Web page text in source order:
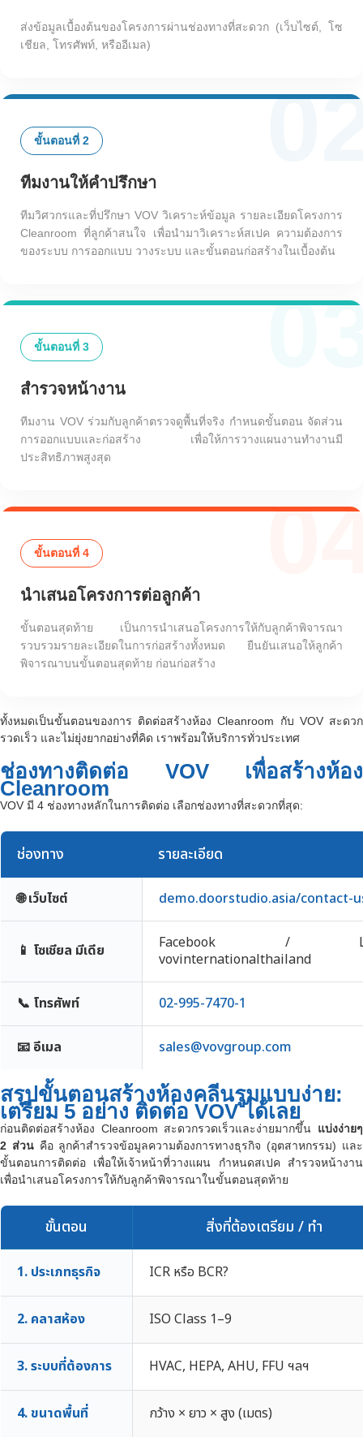
ส่งข้อมูลเบื้องต้นของโครงการผ่านช่องทางที่สะดวก (เว็บไซต์, โซ
เชียล, โทรศัพท์, หรืออีเมล)
ขั้นตอนที่ 2
ทีมงานให้คำปรึกษา
ทีมวิศวกรและที่ปรึกษา VOV วิเคราะห์ข้อมูล รายละเอียดโครงการ
Cleanroom ที่ลูกค้าสนใจ เพื่อนำมาวิเคราะห์สเปค ความต้องการ
ของระบบ การออกแบบ วางระบบ และขั้นตอนก่อสร้างในเบื้องต้น
ขั้นตอนที่ 3
สำรวจหน้างาน
ทีมงาน VOV ร่วมกับลูกค้าตรวจดูพื้นที่จริง กำหนดขั้นตอน จัดส่วน
การออกแบบและก่อสร้าง เพื่อให้การวางแผนงานทำงานมี
ประสิทธิภาพสูงสุด
ขั้นตอนที่ 4
นำเสนอโครงการต่อลูกค้า
ขั้นตอนสุดท้าย เป็นการนำเสนอโครงการให้กับลูกค้าพิจารณา
รวบรวมรายละเอียดในการก่อสร้างทั้งหมด ยืนยันเสนอให้ลูกค้า
พิจารณาบนขั้นตอนสุดท้าย ก่อนก่อสร้าง
ทั้งหมดเป็นขั้นตอนของการ ติดต่อสร้างห้อง Cleanroom กับ VOV สะดวก
รวดเร็ว และไม่ยุ่งยากอย่างที่คิด เราพร้อมให้บริการทั่วประเทศ
ช่องทางติดต่อ VOV เพื่อสร้างห้อง
Cleanroom
VOV มี 4 ช่องทางหลักในการติดต่อ เลือกช่องทางที่สะดวกที่สุด:
ช่องทาง รายละเอียด
🌐 เว็บไซต์ demo.doorstudio.asia/contact-
📱 โซเชียล มีเดีย
Facebook /
vovinternationalthailand
📞 โทรศัพท์ 02-995-7470-1
📧 อีเมล sales@vovgroup.com
สรุปขั้นตอนสร้างห้องคลีนรูมแบบง่าย:
เตรียม 5 อย่าง ติดต่อ VOV ได้เลย
ก่อนติดต่อสร้างห้อง Cleanroom สะดวกรวดเร็วและง่ายมากขึ้น แบ่งง่ายๆ
2 ส่วนคือ ลูกค้าสำรวจข้อมูลความต้องการทางธุรกิจ (อุตสาหกรรม) และ
ขั้นตอนการติดต่อ เพื่อให้เจ้าหน้าที่วางแผน กำหนดสเปค สำรวจหน้างาน
เพื่อนำเสนอโครงการให้กับลูกค้าพิจารณาในขั้นตอนสุดท้าย
ขั้นตอน สิ่งที่ต้องเตรียม / ทำ
1. ประเภทธุรกิจ ICR หรือ BCR?
2. คลาสห้อง ISO Class 1–9
3. ระบบที่ต้องการ HVAC, HEPA, AHU, FFU ฯลฯ
4. ขนาดพื้นที่ กว้าง × ยาว × สูง (เมตร)